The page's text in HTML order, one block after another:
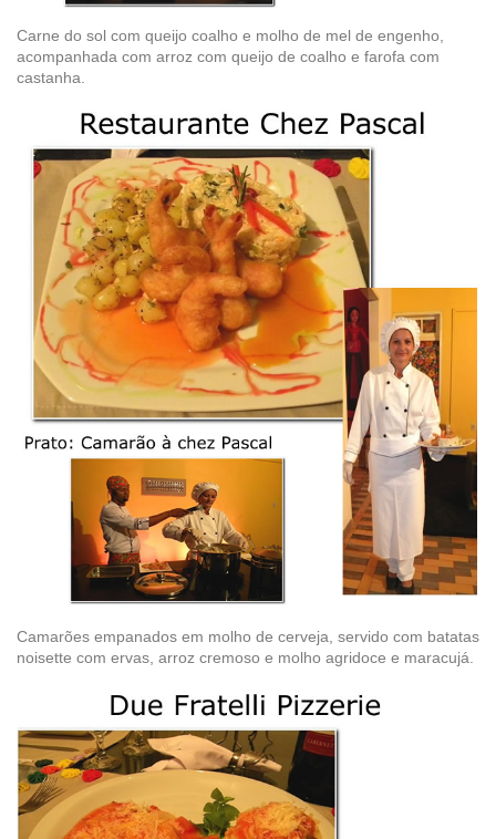
Carne do sol com queijo coalho e molho de mel de engenho,
acompanhada com arroz com queijo de coalho e farofa com
castanha.
Camarões empanados em molho de cerveja, servido com batatas
noisette com ervas, arroz cremoso e molho agridoce e maracujá.